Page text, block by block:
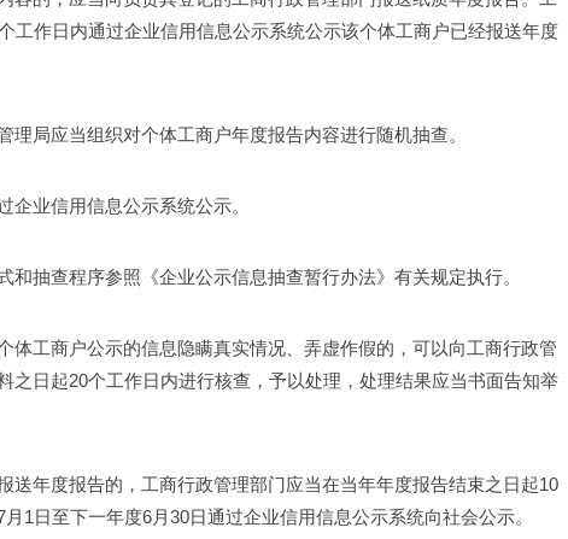
工作日内通过企业信用信息公示系统公示该个体工商户已经报送年度
局应当组织对个体工商户年度报告内容进行随机抽查。
业信用信息公示系统公示。
抽查程序参照《企业公示信息抽查暂行办法》有关规定执行。
工商户公示的信息隐瞒真实情况、弄虚作假的，可以向工商行政管
之日起20个工作日内进行核查，予以处理，处理结果应当书面告知举
年度报告的，工商行政管理部门应当在当年年度报告结束之日起10
1日至下一年度6月30日通过企业信用信息公示系统向社会公示。